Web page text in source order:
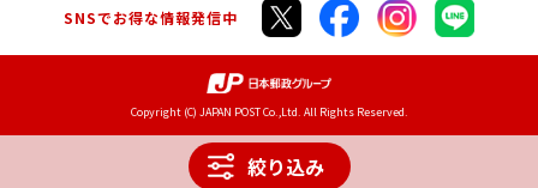
絞り込み
SNSでお得な情報発信中
Copyright (C) JAPAN POST Co.,Ltd. All Rights Reserved.